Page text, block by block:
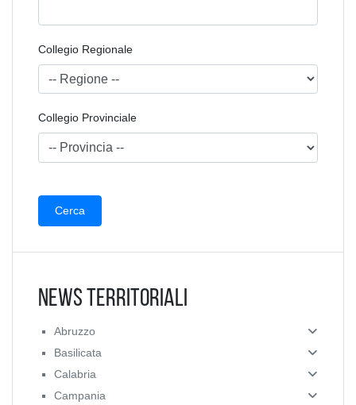
Collegio Regionale
Collegio Provinciale
News Territoriali
Abruzzo
Basilicata
Calabria
Campania